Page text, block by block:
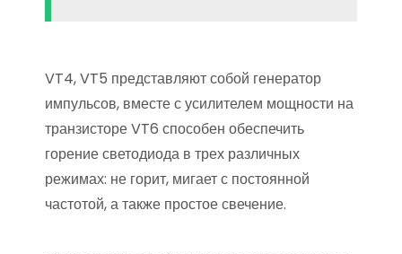
VT4, VT5 представляют собой генератор
импульсов, вместе с усилителем мощности на
транзисторе VT6 способен обеспечить
горение светодиода в трех различных
режимах: не горит, мигает с постоянной
частотой, а также простое свечение.